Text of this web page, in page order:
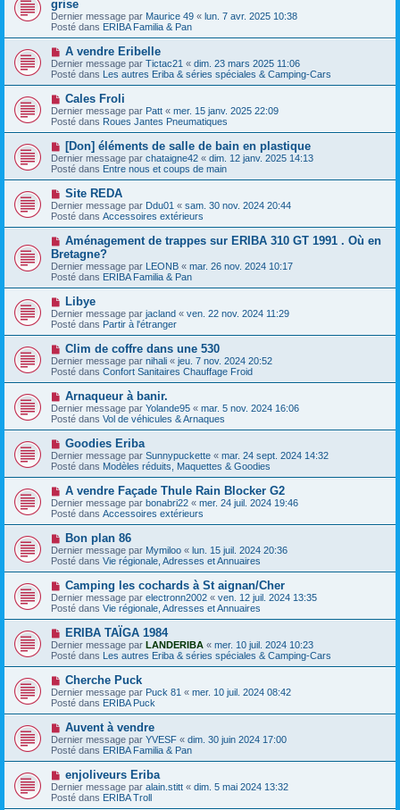
g
e
u
m
e
s
a
g
e
u
v
e
a
u
m
e
s
s
g
e
grise
Dernier message par Maurice 49 « lun. 7 avr. 2025 10:38
Posté dans ERIBA Familia & Pan
N
o
u
v
a
u
m
e
s
a
g
e
A vendre Eribelle
Dernier message par Tictac21 « dim. 23 mars 2025 11:06
Posté dans Les autres Eriba & séries spéciales & Camping-Cars
N
o
u
v
e
u
m
e
s
s
a
g
Cales Froli
Dernier message par Patt « mer. 15 janv. 2025 22:09
Posté dans Roues Jantes Pneumatiques
N
o
u
v
e
a
u
m
e
s
s
a
g
e
[Don] éléments de salle de bain en plastique
Dernier message par chataigne42 « dim. 12 janv. 2025 14:13
Posté dans Entre nous et coups de main
N
o
u
v
a
u
m
e
s
s
a
g
e
Site REDA
Dernier message par Ddu01 « sam. 30 nov. 2024 20:44
Posté dans Accessoires extérieurs
N
u
v
e
a
m
e
s
s
g
e
Aménagement de trappes sur ERIBA 310 GT 1991 . Où en
Bretagne?
Dernier message par LEONB « mar. 26 nov. 2024 10:17
Posté dans ERIBA Familia & Pan
N
o
u
v
a
u
m
e
s
s
a
g
e
Libye
Dernier message par jacland « ven. 22 nov. 2024 11:29
Posté dans Partir à l'étranger
N
o
u
v
a
u
m
e
s
s
a
g
Clim de coffre dans une 530
Dernier message par nihali « jeu. 7 nov. 2024 20:52
Posté dans Confort Sanitaires Chauffage Froid
N
o
u
v
a
u
m
e
s
s
a
g
e
Arnaqueur à banir.
Dernier message par Yolande95 « mar. 5 nov. 2024 16:06
Posté dans Vol de véhicules & Arnaques
N
o
u
v
a
u
m
e
s
a
g
e
Goodies Eriba
Dernier message par Sunnypuckette « mar. 24 sept. 2024 14:32
Posté dans Modèles réduits, Maquettes & Goodies
N
o
u
v
e
a
u
m
e
s
s
a
g
e
A vendre Façade Thule Rain Blocker G2
Dernier message par bonabri22 « mer. 24 juil. 2024 19:46
Posté dans Accessoires extérieurs
N
o
u
v
a
u
m
e
s
a
g
e
Bon plan 86
Dernier message par Mymiloo « lun. 15 juil. 2024 20:36
Posté dans Vie régionale, Adresses et Annuaires
N
o
u
v
e
a
u
m
e
s
s
a
g
Camping les cochards à St aignan/Cher
Dernier message par electronn2002 « ven. 12 juil. 2024 13:35
Posté dans Vie régionale, Adresses et Annuaires
N
o
u
v
a
u
m
e
s
s
a
g
ERIBA TAÏGA 1984
Dernier message par LANDERIBA « mer. 10 juil. 2024 10:23
Posté dans Les autres Eriba & séries spéciales & Camping-Cars
N
o
u
v
a
u
m
e
s
s
a
g
Cherche Puck
Dernier message par Puck 81 « mer. 10 juil. 2024 08:42
Posté dans ERIBA Puck
N
o
u
v
a
u
m
Auvent à vendre
Dernier message par YVESF « dim. 30 juin 2024 17:00
Posté dans ERIBA Familia & Pan
N
o
u
v
enjoliveurs Eriba
Dernier message par alain.stitt « dim. 5 mai 2024 13:32
Posté dans ERIBA Troll